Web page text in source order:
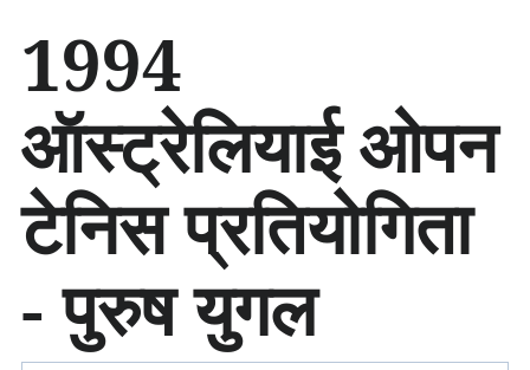
प
जा
एँ
1994
ऑस्ट्रेलियाई ओपन
टेनिस प्रतियोगिता
- पुरुष युगल